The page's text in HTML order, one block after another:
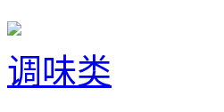
调味类